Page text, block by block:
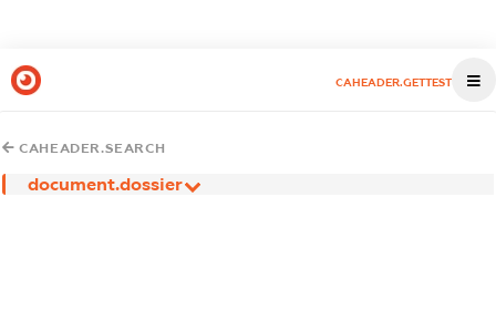
CAHEADER.GETTEST
CAHEADER.SEARCH
document.dossier